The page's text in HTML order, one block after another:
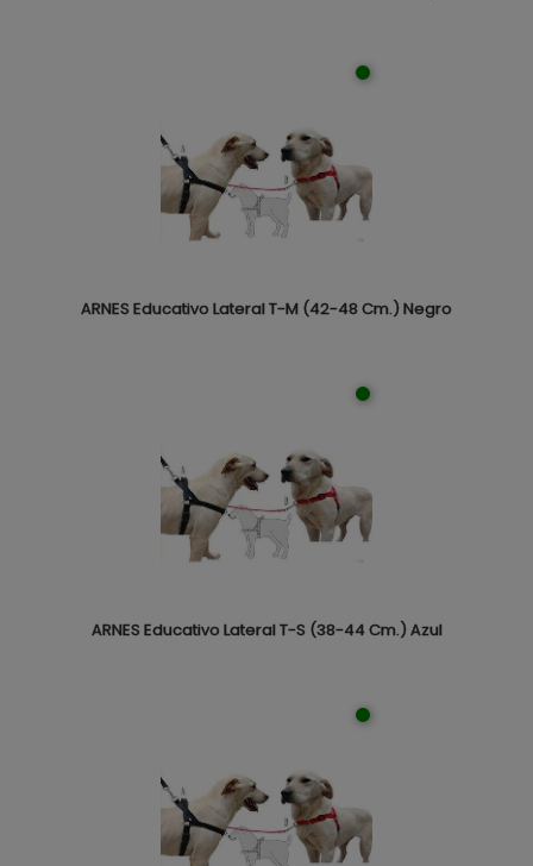
ARNES Educativo Lateral T-M (42-48 Cm.) Negro
ARNES Educativo Lateral T-S (38-44 Cm.) Azul